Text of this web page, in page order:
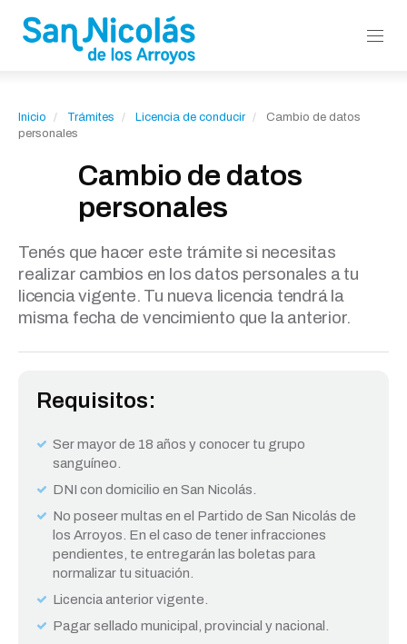
Inicio Trámites Licencia de conducir
Cambio de datos
personales
Cambio de datos
personales
Tenés que hacer este trámite si necesitas
realizar cambios en los datos personales a tu
licencia vigente. Tu nueva licencia tendrá la
misma fecha de vencimiento que la anterior.
Requisitos:
Ser mayor de 18 años y conocer tu grupo
sanguíneo.
DNI con domicilio en San Nicolás.
No poseer multas en el Partido de San Nicolás de
los Arroyos. En el caso de tener infracciones
pendientes, te entregarán las boletas para
normalizar tu situación.
Licencia anterior vigente.
Pagar sellado municipal, provincial y nacional.